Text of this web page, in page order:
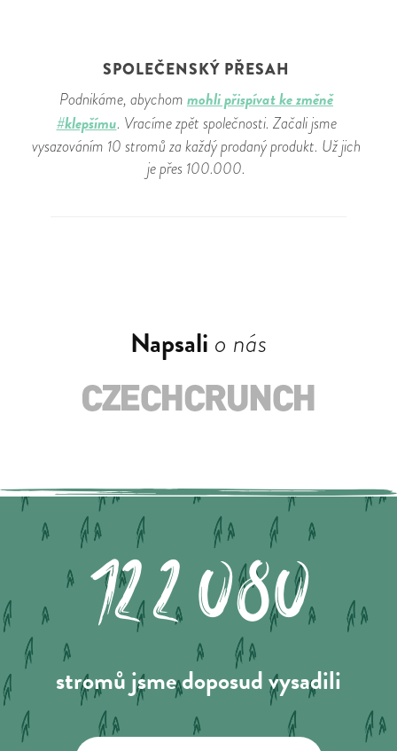
SPOLEČENSKÝ PŘESAH
Podnikáme, abychom mohli přispívat ke změně
#klepšímu. Vracíme zpět společnosti. Začali jsme
vysazováním 10 stromů za každý prodaný produkt. Už jich
je přes 100.000.
Napsali o nás
122.080
stromů jsme doposud vysadili